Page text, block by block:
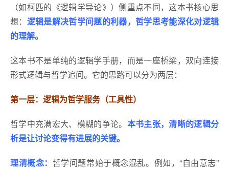
（如柯匹的《逻辑学导论》）侧重点不同，这本书核心思
想： 逻辑是解决哲学问题的利器，哲学思考能深化对逻辑
的理解。
这本书不是单纯的逻辑学手册，而是一座桥梁，双向连接
形式逻辑与哲学追问。它的思路可以分为两层：
第一层：逻辑为哲学服务（工具性）
哲学中充满宏大、模糊的争论。 本书主张，清晰的逻辑分
析是让讨论变得有进展的关键。
理清概念： 哲学问题常始于概念混乱。例如，“自由意志”